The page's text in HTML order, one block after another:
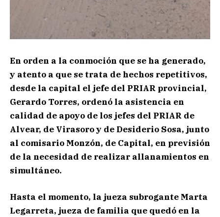
En orden a la conmoción que se ha generado,
y atento a que se trata de hechos repetitivos,
desde la capital el jefe del PRIAR provincial,
Gerardo Torres, ordenó la asistencia en
calidad de apoyo de los jefes del PRIAR de
Alvear, de Virasoro y de Desiderio Sosa, junto
al comisario Monzón, de Capital, en previsión
de la necesidad de realizar allanamientos en
simultáneo.
Hasta el momento, la jueza subrogante Marta
Legarreta, jueza de familia que quedó en la